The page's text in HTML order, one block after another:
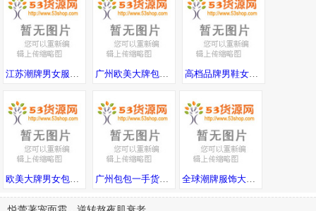
江苏潮牌男女服饰一手货源工厂直供一件代发 广州欧美大牌包包 工厂高品质货源直销 一件直发可邮全球 高档品牌男鞋女鞋新款广州工厂直销 支持退换 代发包邮 诚招代理
欧美大牌男女包包工厂直销 高端一手货源 招代理代发包邮 可发海外 广州包包一手货源，工厂直销一件代发，专注原厂进口皮，全国包邮诚招代理 全球潮牌服饰大牌男装一手货源，一件代发，随意退换